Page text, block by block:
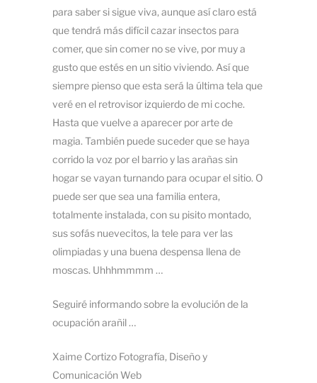
para saber si sigue viva, aunque así claro está
que tendrá más difícil cazar insectos para
comer, que sin comer no se vive, por muy a
gusto que estés en un sitio viviendo. Así que
siempre pienso que esta será la última tela que
veré en el retrovisor izquierdo de mi coche.
Hasta que vuelve a aparecer por arte de
magia. También puede suceder que se haya
corrido la voz por el barrio y las arañas sin
hogar se vayan turnando para ocupar el sitio. O
puede ser que sea una familia entera,
totalmente instalada, con su pisito montado,
sus sofás nuevecitos, la tele para ver las
olimpiadas y una buena despensa llena de
moscas. Uhhhmmmm …
Seguiré informando sobre la evolución de la
ocupación arañil …
Xaime Cortizo Fotografía, Diseño y
Comunicación Web